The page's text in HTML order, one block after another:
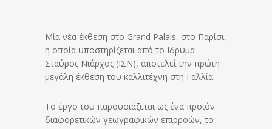
Μία νέα έκθεση στο Grand Palais, στο Παρίσι,
η οποία υποστηρίζεται από το Ιδρυμα
Σταύρος Νιάρχος (ΙΣΝ), αποτελεί την πρώτη
μεγάλη έκθεση του καλλιτέχνη στη Γαλλία.
Το έργο του παρουσιάζεται ως ένα προϊόν
διαφορετικών γεωγραφικών επιρροών, το